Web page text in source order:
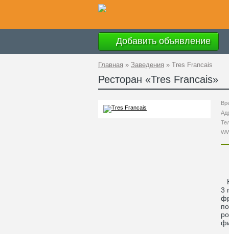
Добавить объявление
Главная » Заведения » Tres Francais
Ресторан «Tres Francais»
3